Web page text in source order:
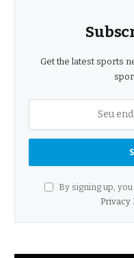
Get the latest sports
By signing up,
Privacy